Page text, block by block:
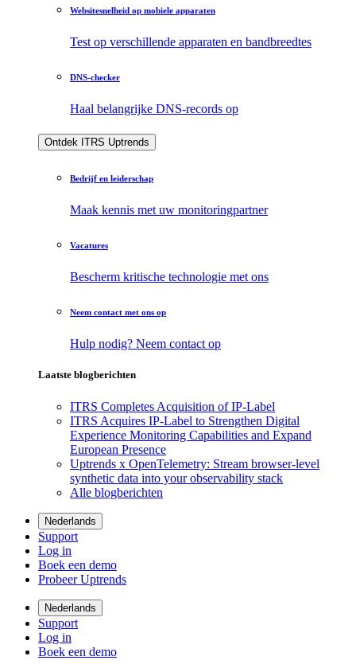
Websitesnelheid op mobiele apparaten
Test op verschillende apparaten en bandbreedtes
DNS-checker
Haal belangrijke DNS-records op
Ontdek ITRS Uptrends
Bedrijf en leiderschap
Maak kennis met uw monitoringpartner
Vacatures
Bescherm kritische technologie met ons
Neem contact met ons op
Hulp nodig? Neem contact op
Laatste blogberichten
ITRS Completes Acquisition of IP-Label
ITRS Acquires IP-Label to Strengthen Digital
Experience Monitoring Capabilities and Expand
European Presence
Uptrends x OpenTelemetry: Stream browser-level
synthetic data into your observability stack
Alle blogberichten
Nederlands
Support
Log in
Boek een demo
Probeer Uptrends
Nederlands
Support
Log in
Boek een demo